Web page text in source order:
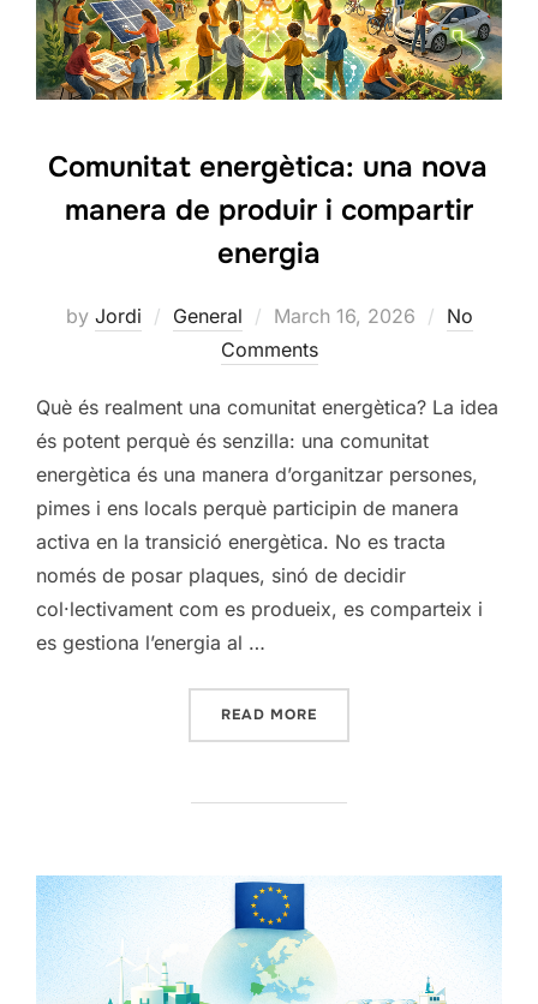
Comunitat energètica: una nova
manera de produir i compartir
energia
by Jordi General
Posted
on
March 16, 2026
No
Comments
Què és realment una comunitat energètica? La idea
és potent perquè és senzilla: una comunitat
energètica és una manera d’organitzar persones,
pimes i ens locals perquè participin de manera
activa en la transició energètica. No es tracta
només de posar plaques, sinó de decidir
col·lectivament com es produeix, es comparteix i
es gestiona l’energia al …
READ MORE